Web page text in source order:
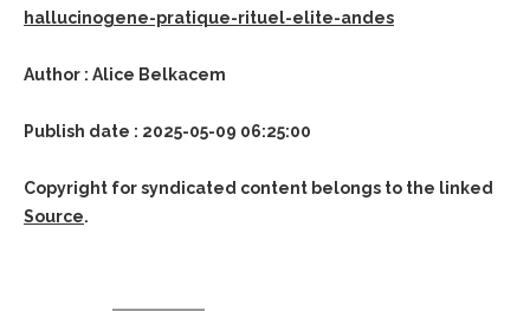
hallucinogene-pratique-rituel-elite-andes
Author : Alice Belkacem
Publish date : 2025-05-09 06:25:00
Copyright for syndicated content belongs to the linked
Source.